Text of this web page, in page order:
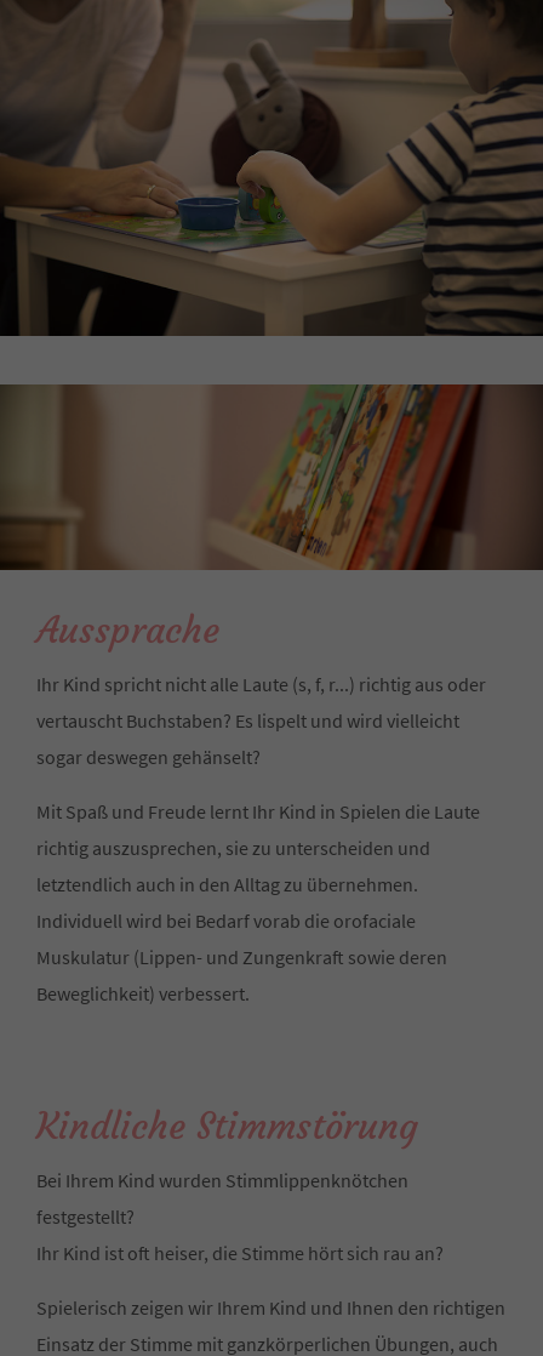
Aussprache
Ihr Kind spricht nicht alle Laute (s, f, r...) richtig aus oder
vertauscht Buchstaben? Es lispelt und wird vielleicht
sogar deswegen gehänselt?
Mit Spaß und Freude lernt Ihr Kind in Spielen die Laute
richtig auszusprechen, sie zu unterscheiden und
letztendlich auch in den Alltag zu übernehmen.
Individuell wird bei Bedarf vorab die orofaciale
Muskulatur (Lippen- und Zungenkraft sowie deren
Beweglichkeit) verbessert.
Kindliche Stimmstörung
Bei Ihrem Kind wurden Stimmlippenknötchen
festgestellt?
Ihr Kind ist oft heiser, die Stimme hört sich rau an?
Spielerisch zeigen wir Ihrem Kind und Ihnen den richtigen
Einsatz der Stimme mit ganzkörperlichen Übungen, auch